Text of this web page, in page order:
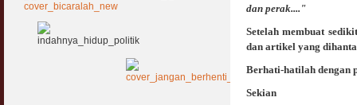
dan perak...."
Setelah membuat
dan artikel yang
Berhati-hatilah dengan
Sekian